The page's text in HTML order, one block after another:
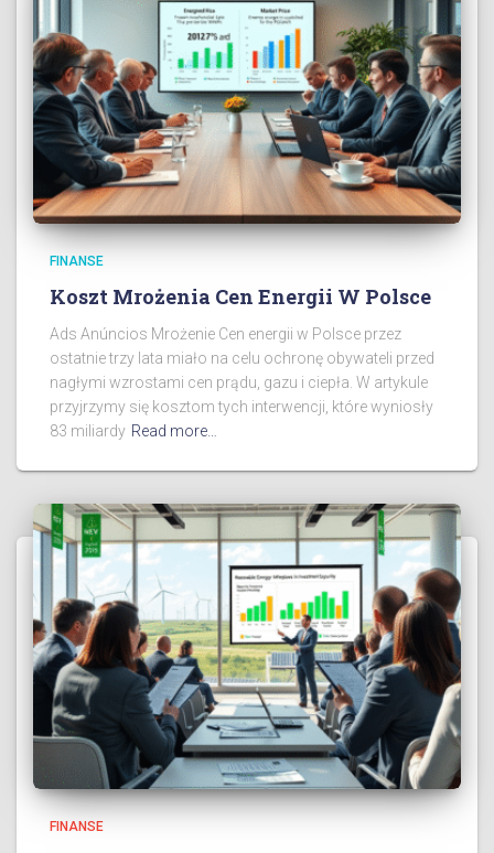
FINANSE
Koszt Mrożenia Cen Energii W Polsce
Ads Anúncios Mrożenie Cen energii w Polsce przez
ostatnie trzy lata miało na celu ochronę obywateli przed
nagłymi wzrostami cen prądu, gazu i ciepła. W artykule
przyjrzymy się kosztom tych interwencji, które wyniosły
83 miliardy Read more…
FINANSE